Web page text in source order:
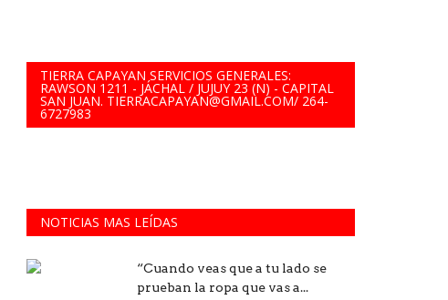
TIERRA CAPAYAN SERVICIOS GENERALES:
RAWSON 1211 - JÁCHAL / JUJUY 23 (N) - CAPITAL
SAN JUAN. TIERRACAPAYAN@GMAIL.COM/ 264-
6727983
NOTICIAS MAS LEÍDAS
“Cuando veas que a tu lado se
prueban la ropa que vas a...